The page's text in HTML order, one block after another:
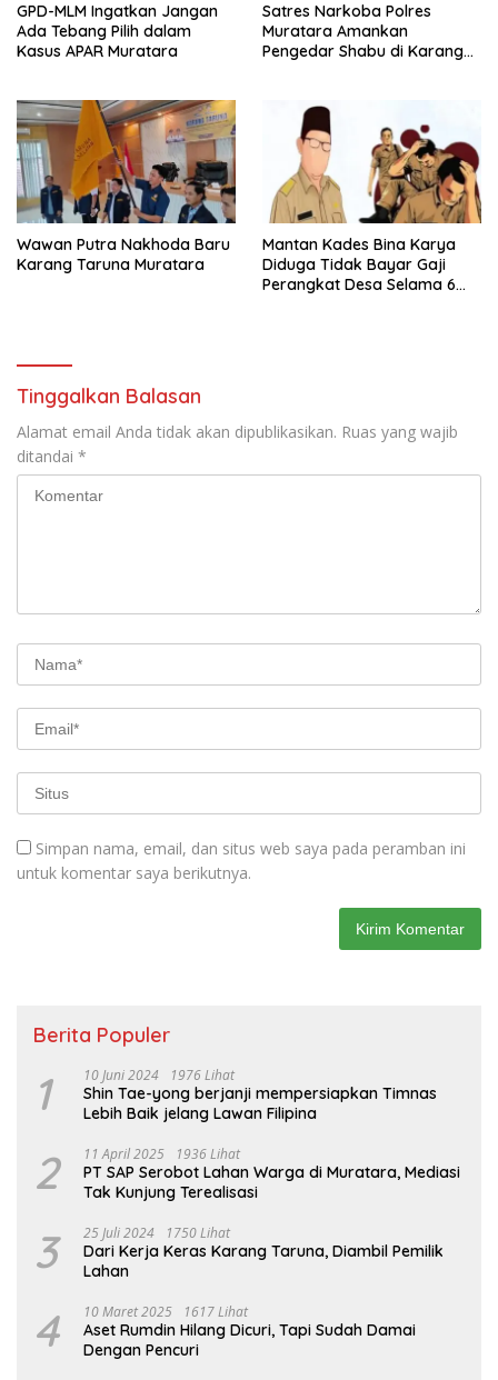
GPD-MLM Ingatkan Jangan
Ada Tebang Pilih dalam
Kasus APAR Muratara
Satres Narkoba Polres
Muratara Amankan
Pengedar Shabu di Karang
Wawan Putra Nakhoda Baru
Karang Taruna Muratara
Mantan Kades Bina Karya
Diduga Tidak Bayar Gaji
Perangkat Desa Selama 6
Tinggalkan Balasan
Alamat email Anda tidak akan dipublikasikan. Ruas yang wajib
ditandai *
Simpan nama, email, dan situs web saya pada peramban ini
untuk komentar saya berikutnya.
Berita Populer
1 10 Juni 2024 1976 Lihat
Shin Tae-yong berjanji mempersiapkan Timnas
Lebih Baik jelang Lawan Filipina
2 11 April 2025 1936 Lihat
PT SAP Serobot Lahan Warga di Muratara, Mediasi
Tak Kunjung Terealisasi
3 25 Juli 2024 1750 Lihat
Dari Kerja Keras Karang Taruna, Diambil Pemilik
Lahan
4 10 Maret 2025 1617 Lihat
Aset Rumdin Hilang Dicuri, Tapi Sudah Damai
Dengan Pencuri